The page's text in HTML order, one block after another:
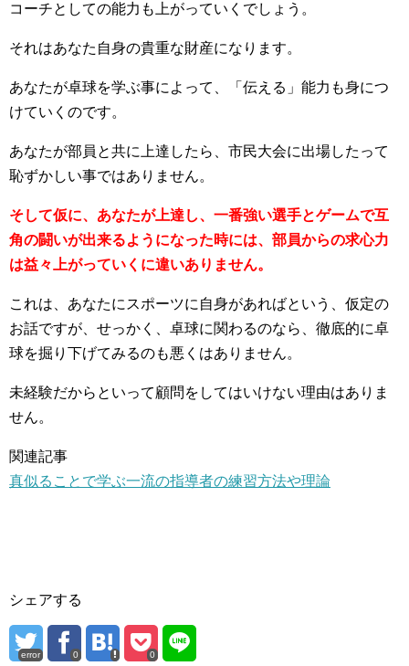
コーチとしての能力も上がっていくでしょう。
それはあなた自身の貴重な財産になります。
あなたが卓球を学ぶ事によって、「伝える」能力も身につ
けていくのです。
あなたが部員と共に上達したら、市民大会に出場したって
恥ずかしい事ではありません。
そして仮に、あなたが上達し、一番強い選手とゲームで互
角の闘いが出来るようになった時には、部員からの求心力
は益々上がっていくに違いありません。
これは、あなたにスポーツに自身があればという、仮定の
お話ですが、せっかく、卓球に関わるのなら、徹底的に卓
球を掘り下げてみるのも悪くはありません。
未経験だからといって顧問をしてはいけない理由はありま
せん。
関連記事
真似ることで学ぶ一流の指導者の練習方法や理論
シェアする
error 0 0